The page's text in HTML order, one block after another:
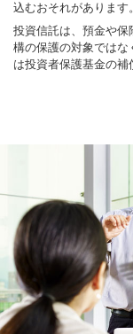
込むおそれがあります。
投資信託は、預金や
構の保護の対象ではな
は投資者保護基金の補